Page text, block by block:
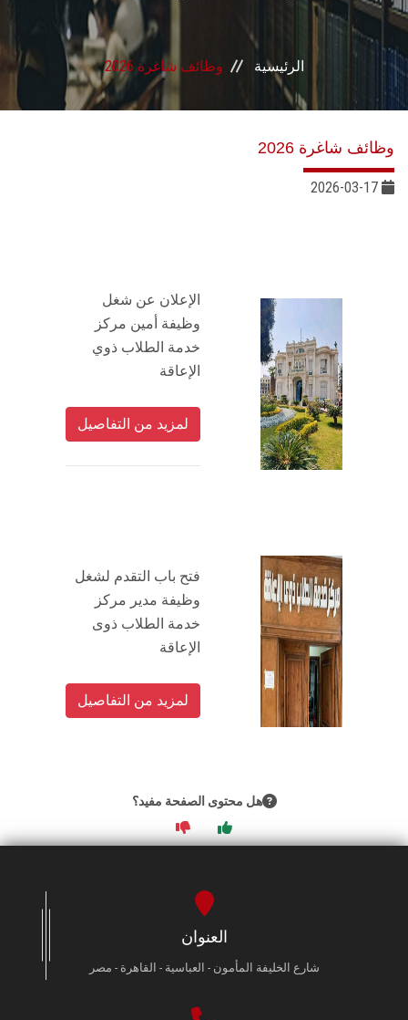
الشئون الأكاديمية
البحث العلمي
هيئة التدريس
سجل الان
الرئيسية وظائف شاغرة 2026
وظائف شاغرة 2026
الإعلان عن شغل
وظيفة أمين مركز
خدمة الطلاب ذوي
الإعاقة
لمزيد من التفاصيل
فتح باب التقدم لشغل
وظيفة مدير مركز
خدمة الطلاب ذوى
الإعاقة
لمزيد من التفاصيل
هل محتوى الصفحة مفيد؟
العنوان
شارع الخليفة المأمون - العباسية - القاهرة - مصر